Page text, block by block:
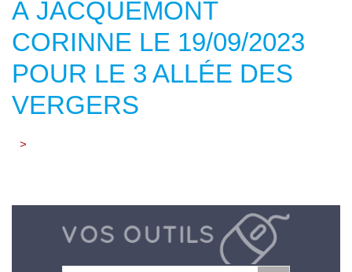
À JACQUEMONT
CORINNE LE 19/09/2023
POUR LE 3 ALLÉE DES
VERGERS
>